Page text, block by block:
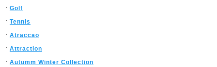
Golf
Tennis
Atraccao
Attraction
Autumm Winter Collection